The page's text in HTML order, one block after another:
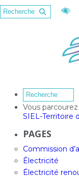
Vous
SIEL-Territoire
PAGES
Commission
Électricité
Électricité